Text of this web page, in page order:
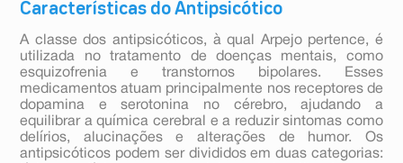
Características do Antipsicótico
A classe dos antipsicóticos, à qual Arpejo pertence, é
utilizada no tratamento de doenças mentais, como
esquizofrenia e transtornos bipolares. Esses
medicamentos atuam principalmente nos receptores de
dopamina e serotonina no cérebro, ajudando a
equilibrar a química cerebral e a reduzir sintomas como
delírios, alucinações e alterações de humor. Os
antipsicóticos podem ser divididos em duas categorias: